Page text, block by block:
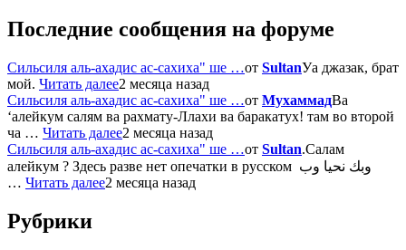
Последние сообщения на форуме
Сильсиля аль-ахадис ас-сахиха" ше …от SultanУа джазак, брат
мой. Читать далее2 месяца назад
Сильсиля аль-ахадис ас-сахиха" ше …от МухаммадВа
‘алейкум салям ва рахмату-Ллахи ва баракатух! там во второй
ча … Читать далее2 месяца назад
Сильсиля аль-ахадис ас-сахиха" ше …от Sultan.Салам
алейкум ? Здесь разве нет опечатки в русском وبك نحيا وب
… Читать далее2 месяца назад
Рубрики